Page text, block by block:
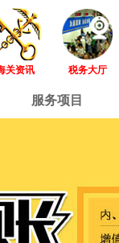
关资讯 税务大厅
服务项目